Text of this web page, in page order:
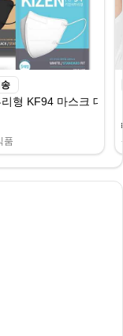
스크 대형
형 KF94 마스크 대형
품